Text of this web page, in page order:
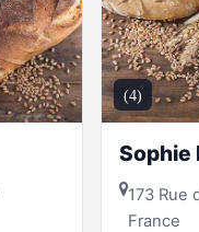
(4)
Sophie
173 Rue
France